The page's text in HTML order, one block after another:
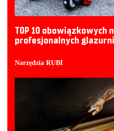
TOP 10 obowiązkowych
profesjonalnych
Narzędzia RUBI